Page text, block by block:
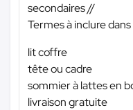
secondaires //
Termes à inclure
lit coffre
tête ou cadre
sommier à lattes en
livraison gratuite